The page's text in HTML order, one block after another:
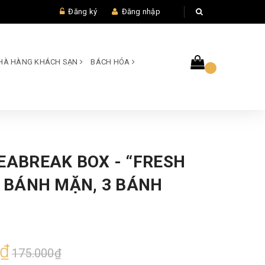
Đăng ký Đăng nhập
HÀNG KHÁCH SẠN BÁCH HÓA
BOX - “FRESH
BÁNH MẶN, 3 BÁNH
175.000₫